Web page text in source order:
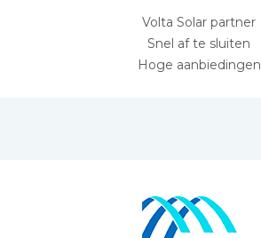
Volta Solar partner
Snel af te sluiten
Hoge aanbiedingen